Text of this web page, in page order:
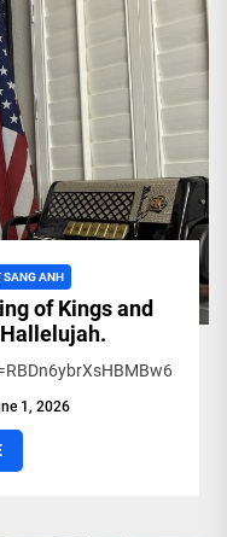
SANG ANH
of Kings and
1, 2026